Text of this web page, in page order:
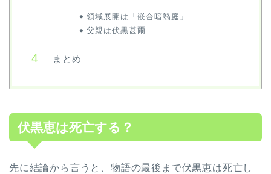
領域展開は「嵌合暗翳庭」
父親は伏黒甚爾
まとめ
伏黒恵は死亡する？
先に結論から言うと、物語の最後まで伏黒恵は死亡し